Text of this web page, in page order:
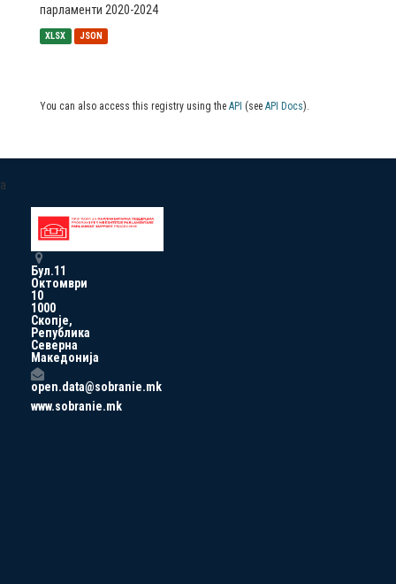
парламенти 2020-2024
XLSX JSON
You can also access this registry using the API (see API Docs).
a
Бул.11
Октомври
10
1000
Скопје,
Република
Северна
Македонија
open.data@sobranie.mk
www.sobranie.mk